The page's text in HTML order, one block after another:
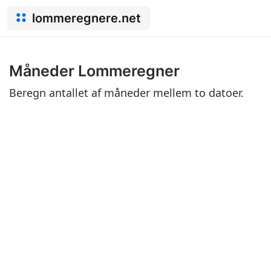
lommeregnere.net
Måneder Lommeregner
Beregn antallet af måneder mellem to datoer.